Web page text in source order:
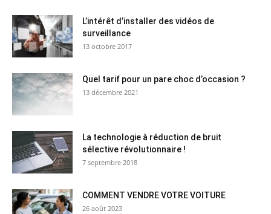
L’intérêt d’installer des vidéos de
surveillance
13 octobre 2017
Quel tarif pour un pare choc d’occasion ?
13 décembre 2021
La technologie à réduction de bruit
sélective révolutionnaire !
7 septembre 2018
COMMENT VENDRE VOTRE VOITURE
26 août 2023